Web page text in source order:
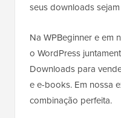
seus downloads
Na WPBeginner e em
o WordPress
Downloads para
e e-books. Em nossa
combinação perfeita.